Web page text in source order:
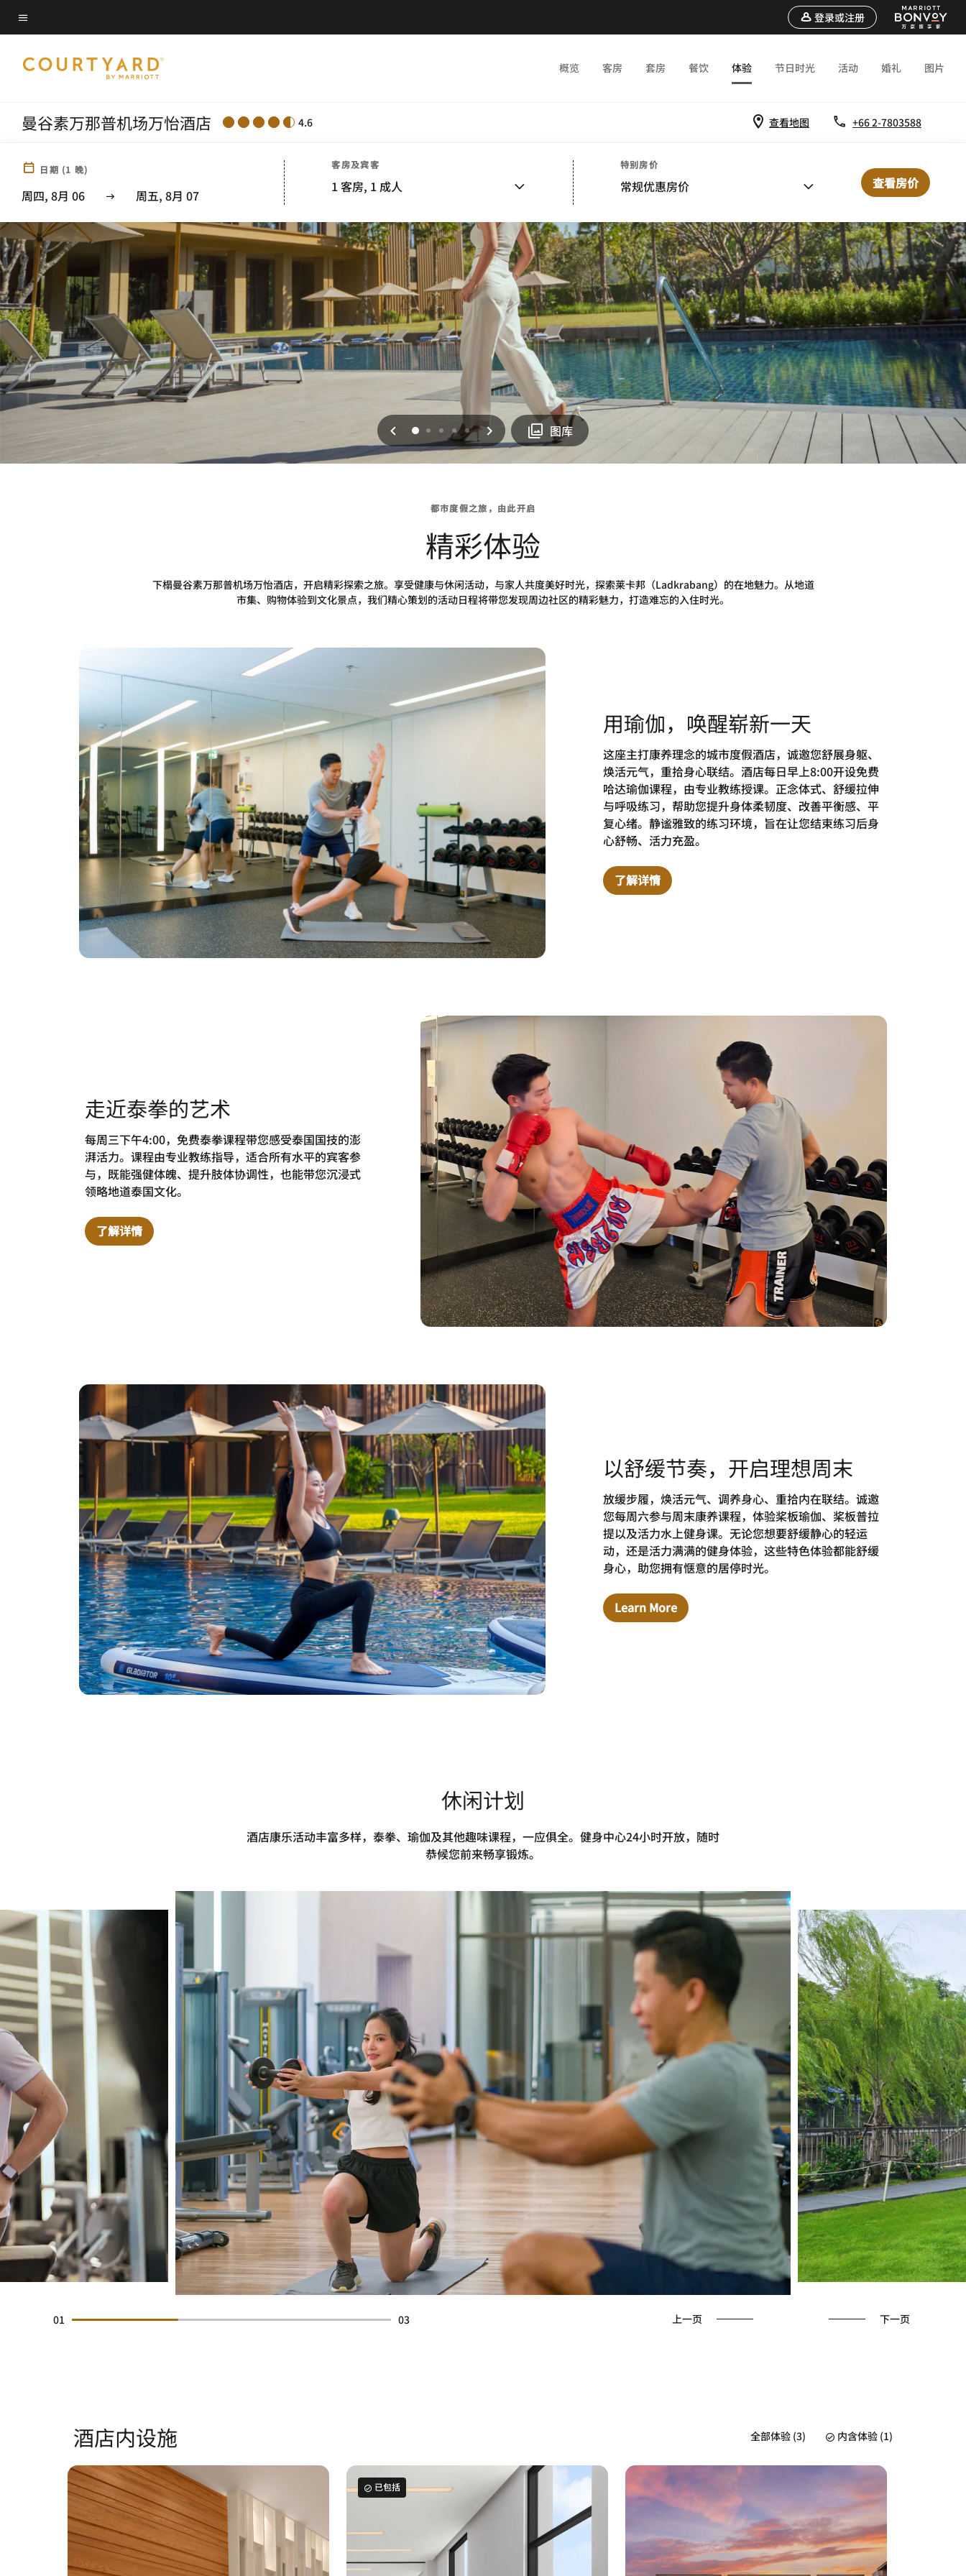
Skip
to
content
菜单文本
登录或注册
概览 客房 套房 餐饮 体验 节日时光 活动 婚礼 图片
曼谷素万那普机场万怡酒店 4.6 查看地图 +66 2-7803588
日期 (1 晚)
周四, 8月 06 周五, 8月 07
客房及宾客
1 客房, 1 成人
特别房价
常规优惠房价 查看房价
上一页
0 1 2 34 下一页 图库
都市度假之旅，由此开启
精彩体验
下榻曼谷素万那普机场万怡酒店，开启精彩探索之旅。享受健康与休闲活动，与家人共度美好时光，探索莱卡邦（Ladkrabang）的在地魅力。从地道
市集、购物体验到文化景点，我们精心策划的活动日程将带您发现周边社区的精彩魅力，打造难忘的入住时光。
用瑜伽，唤醒崭新一天
这座主打康养理念的城市度假酒店，诚邀您舒展身躯、
焕活元气，重拾身心联结。酒店每日早上8:00开设免费
哈达瑜伽课程，由专业教练授课。正念体式、舒缓拉伸
与呼吸练习，帮助您提升身体柔韧度、改善平衡感、平
复心绪。静谧雅致的练习环境，旨在让您结束练习后身
心舒畅、活力充盈。
了解详情
走近泰拳的艺术
每周三下午4:00，免费泰拳课程带您感受泰国国技的澎
湃活力。课程由专业教练指导，适合所有水平的宾客参
与，既能强健体魄、提升肢体协调性，也能带您沉浸式
领略地道泰国文化。
了解详情
以舒缓节奏，开启理想周末
放缓步履，焕活元气、调养身心、重拾内在联结。诚邀
您每周六参与周末康养课程，体验桨板瑜伽、桨板普拉
提以及活力水上健身课。无论您想要舒缓静心的轻运
动，还是活力满满的健身体验，这些特色体验都能舒缓
身心，助您拥有惬意的居停时光。
Learn More
休闲计划
酒店康乐活动丰富多样，泰拳、瑜伽及其他趣味课程，一应俱全。健身中心24小时开放，随时
恭候您前来畅享锻炼。
01 03 上一页 下一页
酒店内设施 全部体验 (3) 内含体验 (1)
已包括